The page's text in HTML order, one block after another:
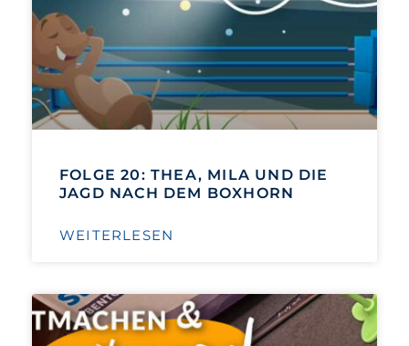
FOLGE 20: THEA, MILA UND DIE
JAGD NACH DEM BOXHORN
WEITERLESEN